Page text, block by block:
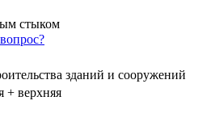
стыком
зданий и сооружений
+ верхняя